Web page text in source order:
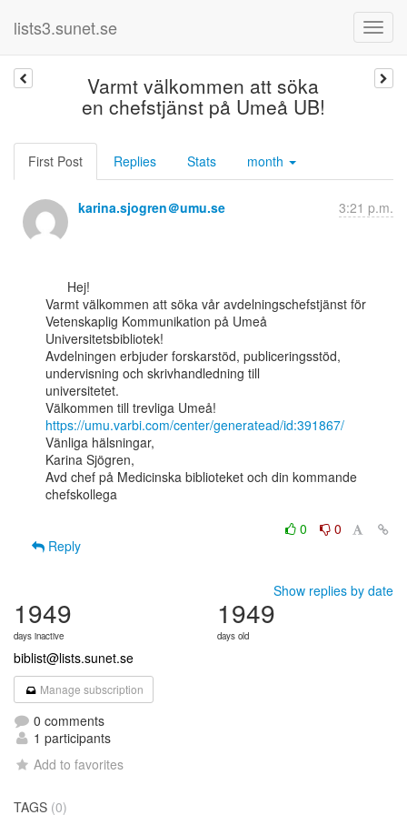
lists3.sunet.se
Varmt välkommen att söka
en chefstjänst på Umeå UB!
First Post Replies Stats month
karina.sjogren＠umu.se 3:21 p.m.
Varmt välkommen att söka vår avdelningschefstjänst för
Vetenskaplig Kommunikation på Umeå
Universitetsbibliotek!
Avdelningen erbjuder forskarstöd, publiceringsstöd,
undervisning och skrivhandledning till
universitetet.
https://umu.varbi.com/center/generatead/id:391867/
Vänliga hälsningar,
Karina Sjögren,
Avd chef på Medicinska biblioteket och din kommande
chefskollega
0
0
Reply
Show replies by date
1949
days inactive
1949
days old
biblist@lists.sunet.se
Manage subscription
0 comments
1 participants
Add to favorites
TAGS (0)